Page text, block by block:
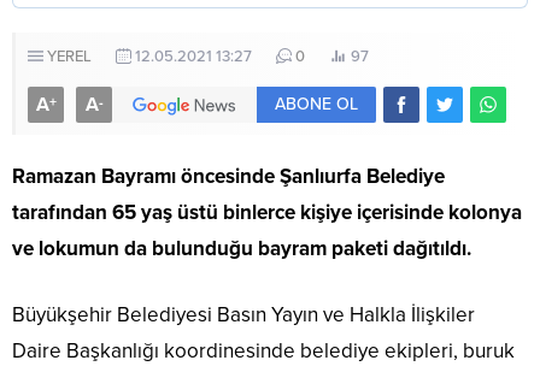
YEREL 12.05.2021 13:27 0 97
A+ A- ABONE OL
Ramazan Bayramı öncesinde Şanlıurfa Belediye
tarafından 65 yaş üstü binlerce kişiye içerisinde kolonya
ve lokumun da bulunduğu bayram paketi dağıtıldı.
Büyükşehir Belediyesi Basın Yayın ve Halkla İlişkiler
Daire Başkanlığı koordinesinde belediye ekipleri, buruk